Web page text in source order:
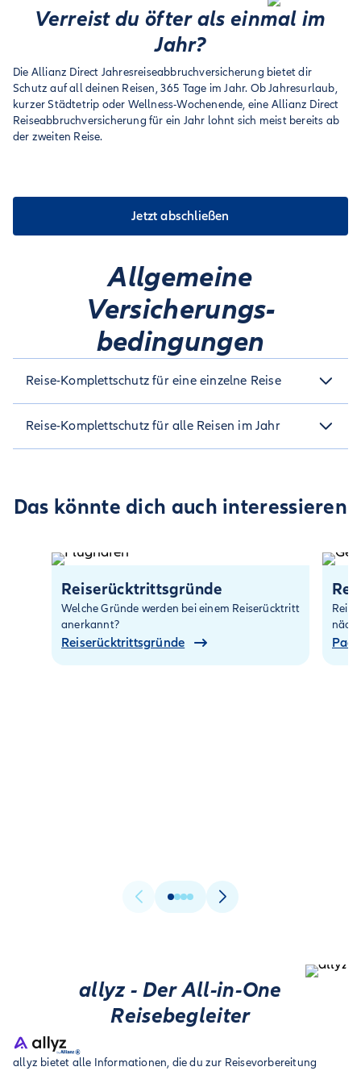
Verreist du öfter als einmal im
Jahr?
Die Allianz Direct Jahresreiseabbruchversicherung bietet dir
Schutz auf all deinen Reisen, 365 Tage im Jahr. Ob Jahresurlaub,
kurzer Städtetrip oder Wellness-Wochenende, eine Allianz Direct
Reiseabbruchversicherung für ein Jahr lohnt sich meist bereits ab
der zweiten Reise.
Jetzt abschließen
Allgemeine
Versicherungs­
bedingungen
Reise-Komplettschutz für eine einzelne Reise
Reise-Komplettschutz für alle Reisen im Jahr
Versicherungsbedingungen (AVB)
Das könnte dich auch interessieren
Reiserücktrittsgründe
Welche Gründe werden bei einem Reiserücktritt
anerkannt?
Reiserücktrittsgründe
allyz - Der All-in-One
Reisebegleiter
allyz bietet alle Informationen, die du zur Reisevorbereitung